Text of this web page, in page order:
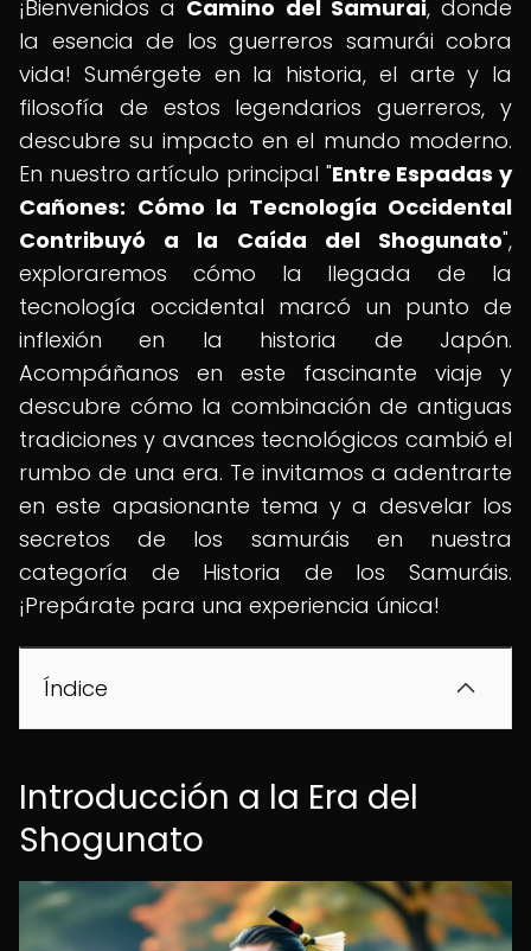
¡Bienvenidos a Camino del Samurai, donde
la esencia de los guerreros samurái cobra
vida! Sumérgete en la historia, el arte y la
filosofía de estos legendarios guerreros, y
descubre su impacto en el mundo moderno.
En nuestro artículo principal "Entre Espadas y
Cañones: Cómo la Tecnología Occidental
Contribuyó a la Caída del Shogunato",
exploraremos cómo la llegada de la
tecnología occidental marcó un punto de
inflexión en la historia de Japón.
Acompáñanos en este fascinante viaje y
descubre cómo la combinación de antiguas
tradiciones y avances tecnológicos cambió el
rumbo de una era. Te invitamos a adentrarte
en este apasionante tema y a desvelar los
secretos de los samuráis en nuestra
categoría de Historia de los Samuráis.
¡Prepárate para una experiencia única!
Índice
Introducción a la Era del
Shogunato